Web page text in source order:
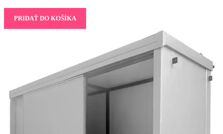
PRIDAŤ DO KOŠÍKA